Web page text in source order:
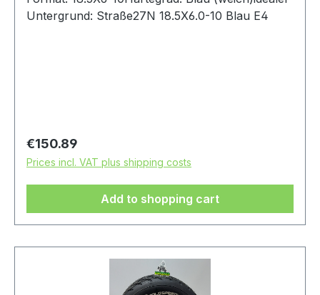
Untergrund: Straße27N 18.5X6.0-10 Blau E4
Regular price:
€150.89
Prices incl. VAT plus shipping costs
Add to shopping cart